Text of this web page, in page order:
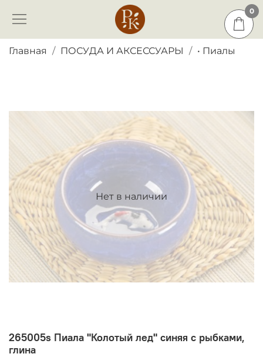
0
Главная ПОСУДА И АКСЕССУАРЫ • Пиалы
Нет в наличии
265005s Пиала "Колотый лед" синяя с рыбками,
глина
0